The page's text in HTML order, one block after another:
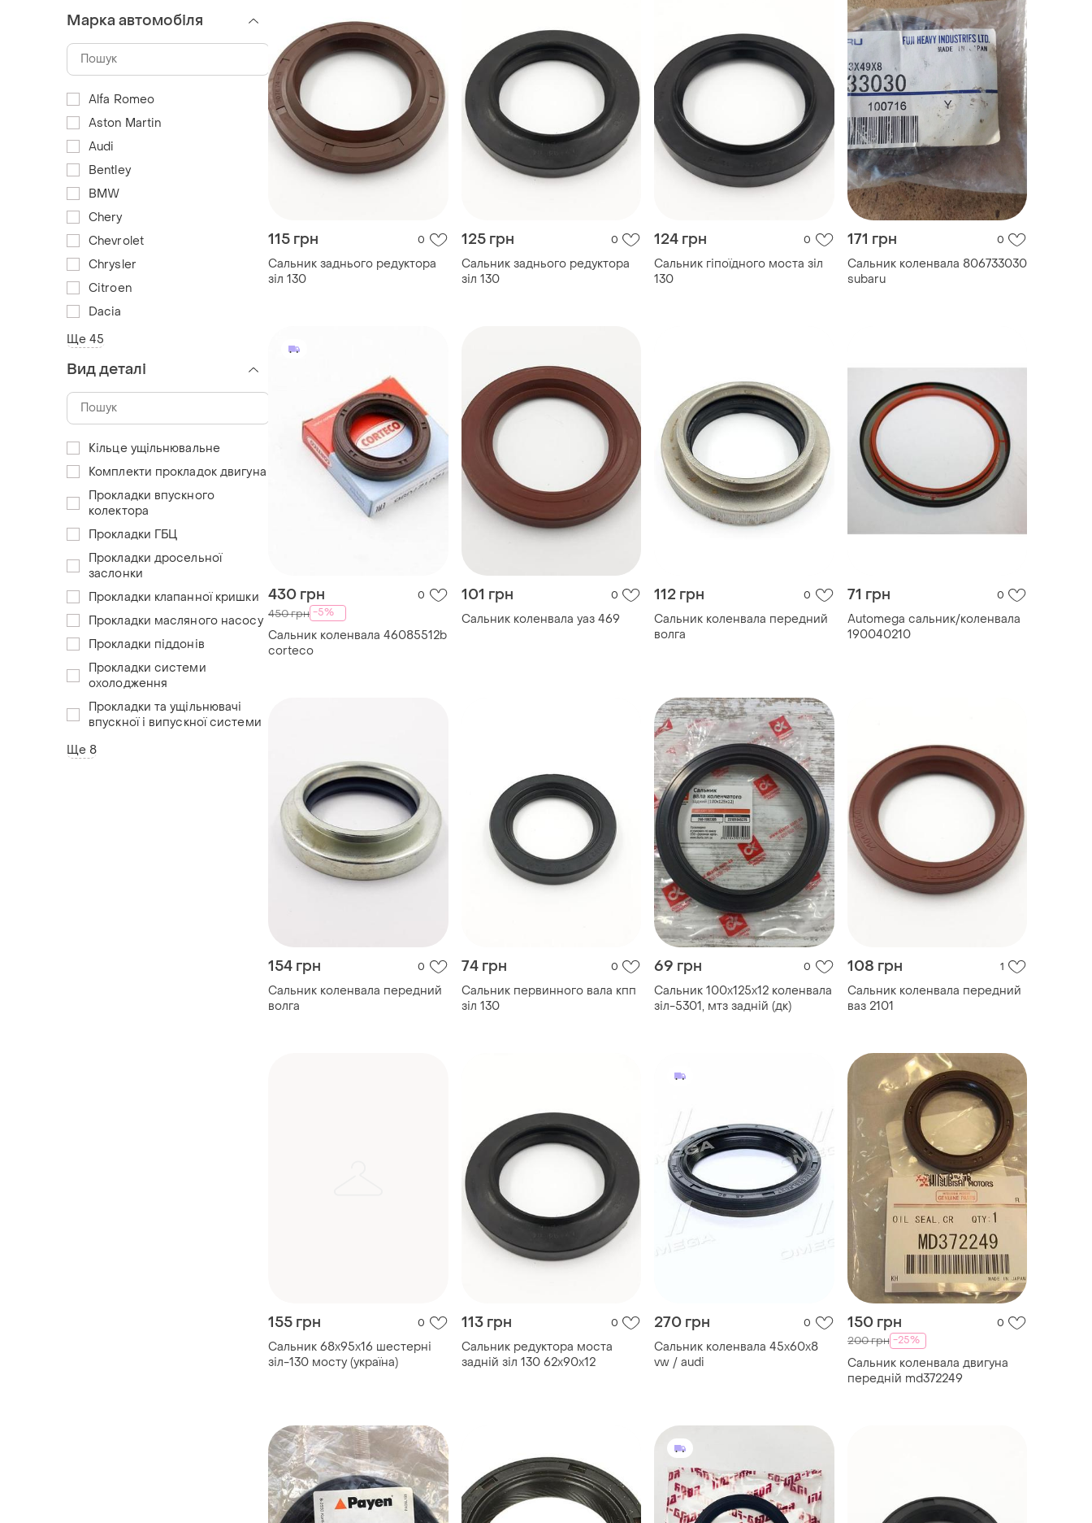
115 грн 0
Сальник заднього редуктора
зіл 130
125 грн 0
Сальник заднього редуктора
зіл 130
124 грн 0
Сальник гіпоїдного моста зіл
130
171 грн 0
Сальник коленвала 806733030
subaru
430 грн 0
450 грн -5%
Сальник коленвала 46085512b
corteco
101 грн 0
Сальник коленвала уаз 469
112 грн 0
Сальник коленвала передний
волга
71 грн 0
Automega сальник/коленвала
190040210
154 грн 0
Сальник коленвала передний
волга
74 грн 0
Сальник первинного вала кпп
зіл 130
69 грн 0
Сальник 100х125х12 коленвала
зіл-5301, мтз задній (дк)
108 грн 1
Сальник коленвала передний
ваз 2101
155 грн 0
Сальник 68х95х16 шестерні
зіл-130 мосту (україна)
113 грн 0
Сальник редуктора моста
задній зіл 130 62х90х12
270 грн 0
Сальник коленвала 45x60x8
vw / audi
150 грн 0
200 грн -25%
Сальник коленвала двигуна
передній md372249
Марка автомобіля
Alfa Romeo
Aston Martin
Audi
Bentley
BMW
Chery
Chevrolet
Chrysler
Citroen
Dacia
Ще 45
Вид деталі
Кільце ущільнювальне
Комплекти прокладок двигуна
Прокладки впускного
колектора
Прокладки ГБЦ
Прокладки дросельної
заслонки
Прокладки клапанної кришки
Прокладки масляного насосу
Прокладки піддонів
Прокладки системи
охолодження
Прокладки та ущільнювачі
впускної і випускної системи
Ще 8